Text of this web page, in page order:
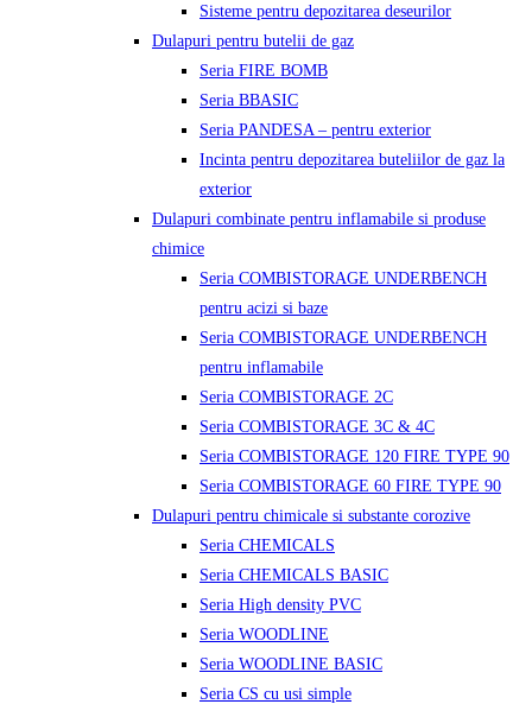
Sisteme pentru depozitarea deseurilor
Dulapuri pentru butelii de gaz
Seria FIRE BOMB
Seria BBASIC
Seria PANDESA – pentru exterior
Incinta pentru depozitarea buteliilor de gaz la
exterior
Dulapuri combinate pentru inflamabile si produse
chimice
Seria COMBISTORAGE UNDERBENCH
pentru acizi si baze
Seria COMBISTORAGE UNDERBENCH
pentru inflamabile
Seria COMBISTORAGE 2C
Seria COMBISTORAGE 3C & 4C
Seria COMBISTORAGE 120 FIRE TYPE 90
Seria COMBISTORAGE 60 FIRE TYPE 90
Dulapuri pentru chimicale si substante corozive
Seria CHEMICALS
Seria CHEMICALS BASIC
Seria High density PVC
Seria WOODLINE
Seria WOODLINE BASIC
Seria CS cu usi simple